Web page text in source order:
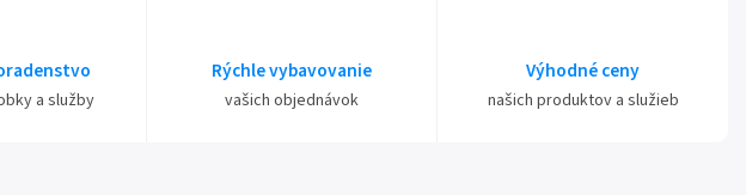
a služby
Rýchle vybavovanie
vašich objednávok
Výhodné ceny
našich produktov a služieb